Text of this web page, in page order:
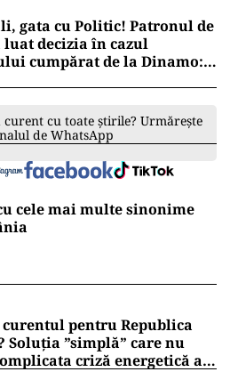
gata cu Politic! Patronul de
luat decizia în cazul
cumpărat de la Dinamo:
cu toate știrile? Urmărește
de WhatsApp
cele mai multe sinonime
pentru Republica
Soluția ”simplă” care nu
criză energetică a